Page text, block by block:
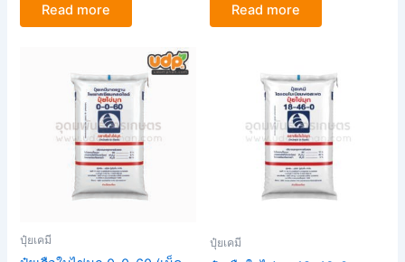
Read more Read more
ปุ๋ยเคมี ปุ๋ยเคมี